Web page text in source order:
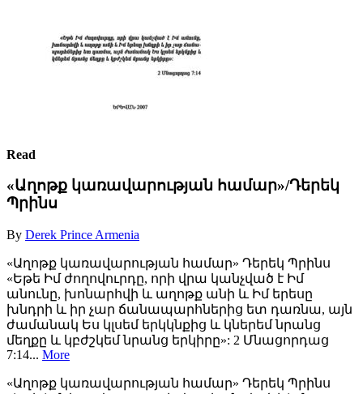
Read
«Աղոթք կառավարության համար»/Դերեկ
Պրինս
By Derek Prince Armenia
«Աղոթք կառավարության համար» Դերեկ Պրինս
«Եթե Իմ ժողովուրդը, որի վրա կանչված է Իմ
անունը, խոնարհվի և աղոթք անի և Իմ երեսը
խնդրի և իր չար ճանապարհներից ետ դառնա, այն
ժամանակ Ես կլսեմ երկկնքից և կներեմ նրանց
մեղքը և կբժշկեմ նրանց երկիրը»: 2 Մնացորդաց
7:14... More
«Աղոթք կառավարության համար» Դերեկ Պրինս